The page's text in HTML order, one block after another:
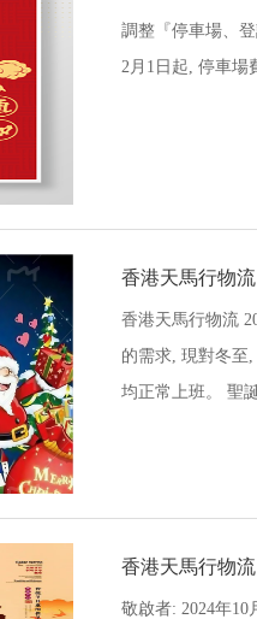
調整『停車場、
2月1日起, 停車場
香港天馬行物
香港天馬行物流
的需求, 現對冬至
均正常上班。 聖
香港天馬行物
敬啟者: 2024年